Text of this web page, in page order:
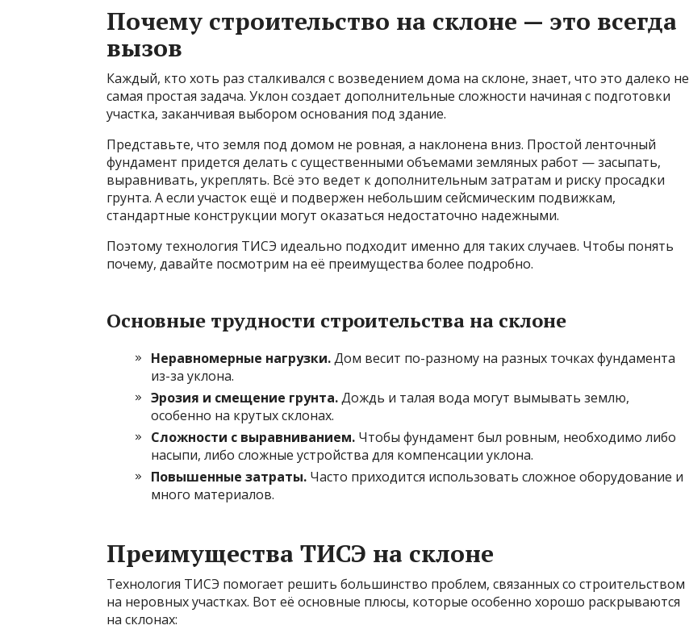
Почему строительство на склоне — это всегда
вызов
Каждый, кто хоть раз сталкивался с возведением дома на склоне, знает, что это далеко не
самая простая задача. Уклон создает дополнительные сложности начиная с подготовки
участка, заканчивая выбором основания под здание.
Представьте, что земля под домом не ровная, а наклонена вниз. Простой ленточный
фундамент придется делать с существенными объемами земляных работ — засыпать,
выравнивать, укреплять. Всё это ведет к дополнительным затратам и риску просадки
грунта. А если участок ещё и подвержен небольшим сейсмическим подвижкам,
стандартные конструкции могут оказаться недостаточно надежными.
Поэтому технология ТИСЭ идеально подходит именно для таких случаев. Чтобы понять
почему, давайте посмотрим на её преимущества более подробно.
Основные трудности строительства на склоне
Неравномерные нагрузки.Дом весит по-разному на разных точках фундамента
из-за уклона.
Эрозия и смещение грунта.Дождь и талая вода могут вымывать землю,
особенно на крутых склонах.
Сложности с выравниванием. Чтобы фундамент был ровным, необходимо либо
насыпи, либо сложные устройства для компенсации уклона.
Повышенные затраты. Часто приходится использовать сложное оборудование и
много материалов.
Преимущества ТИСЭ на склоне
Технология ТИСЭ помогает решить большинство проблем, связанных со строительством
на неровных участках. Вот её основные плюсы, которые особенно хорошо раскрываются
на склонах: